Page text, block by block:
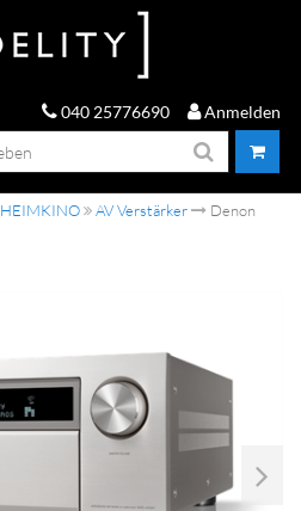
040 25776690 Anmelden
HEIMKINO AV Verstärker
Denon